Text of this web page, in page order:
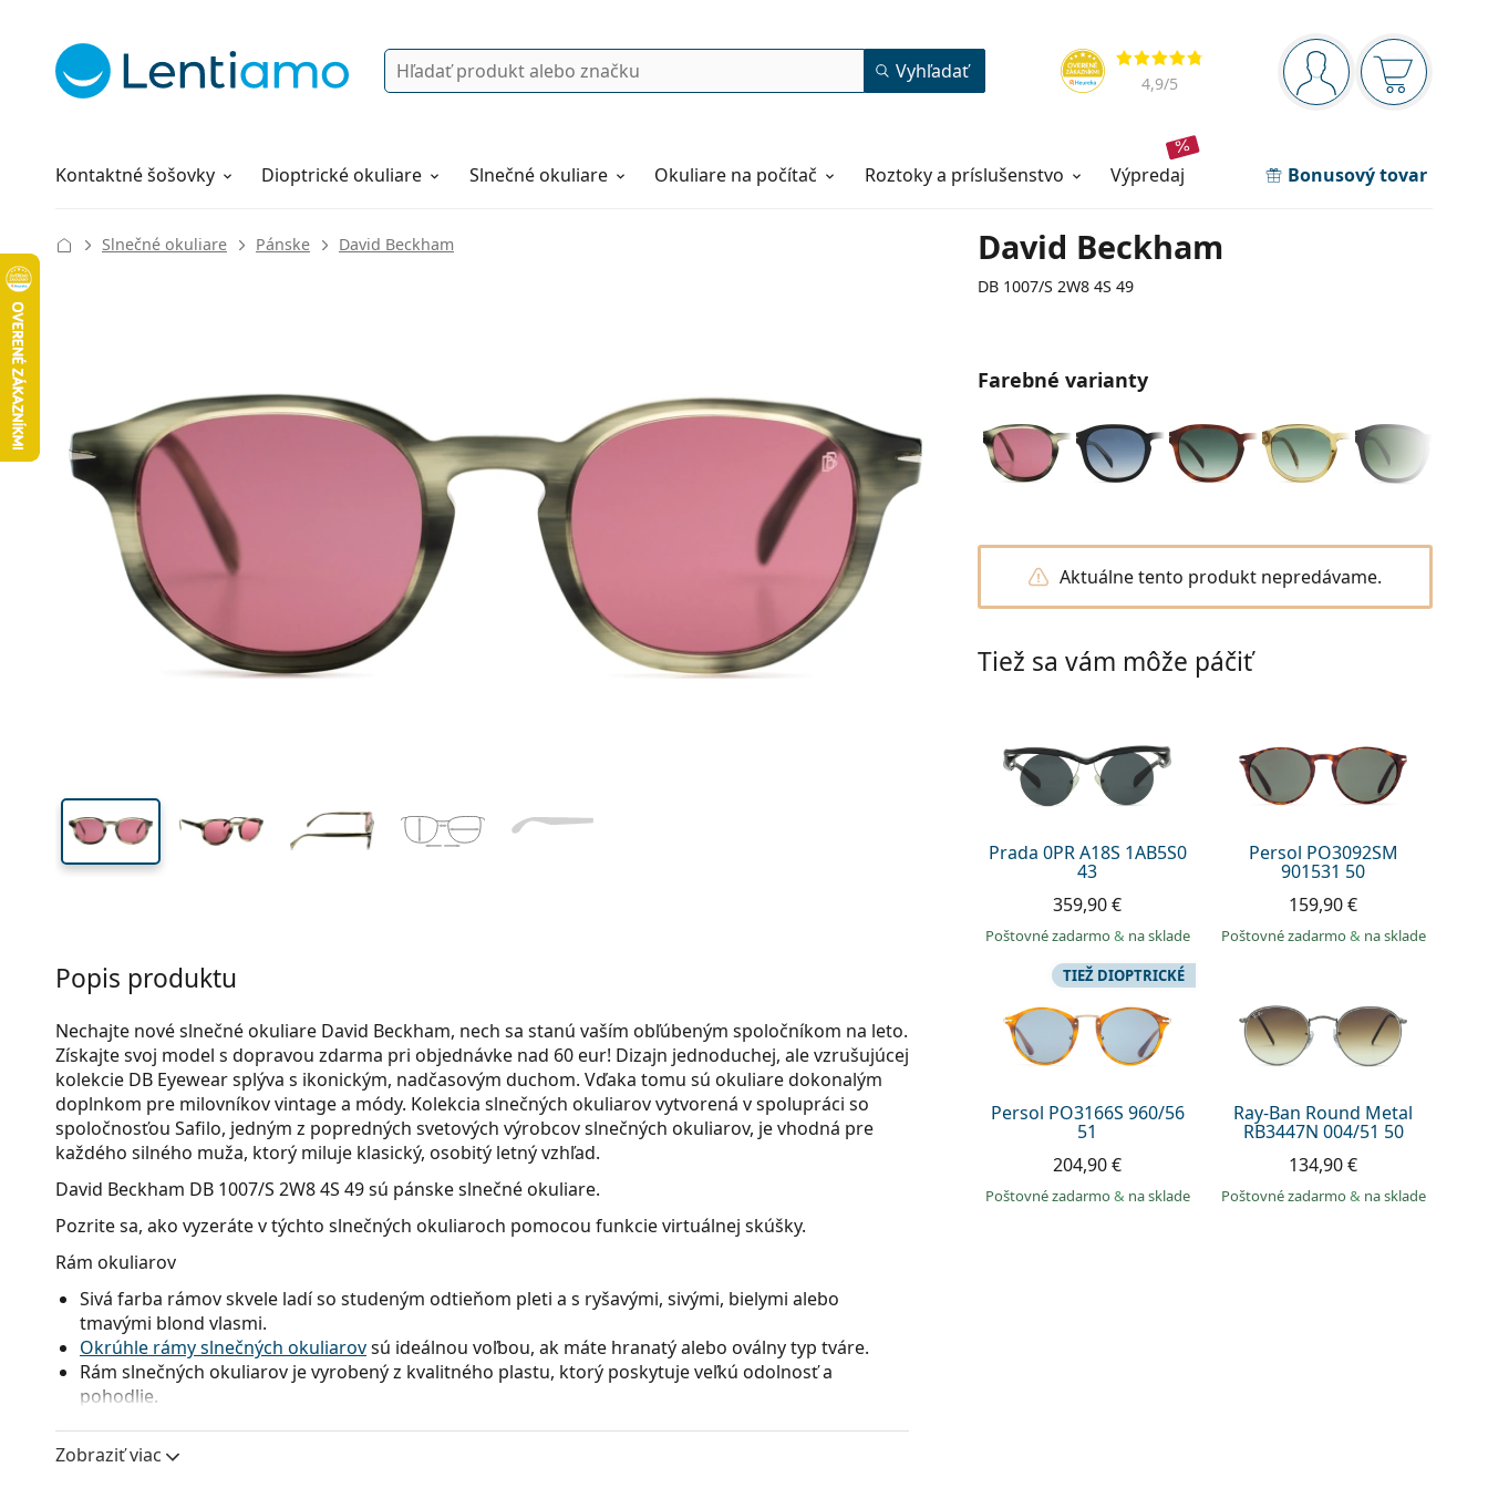
Navigačný panel
ste prihláseníNákupný
Hodnotenia
4,9/5
Vyhľadávanie Vyhľadať
Kontaktné šošovky
Roztoky Dioptrické okuliare Slnečné okuliare Okuliare na počítač Roztoky a príslušenstvo výpredaj Bonusový tovar
Všetko o nákupe
David Beckham
DB 1007/S 2W8 4S 49
Slnečné okuliare Pánske David Beckham
40 mm
Výška očnice
49 mm
Šírka očnice
24
Šírka
mostíka
Farebné varianty
Aktuálne tento produkt nepredávame.
Tiež sa vám môže páčiť
Prada 0PR A18S 1AB5S0
43
359,90 €
Poštovné zadarmo& na sklade
Persol PO3092SM
901531 50
159,90 €
Poštovné zadarmo& na sklade
Persol PO3166S 960/56
51
TIEŽ DIOPTRICKÉ
204,90 €
Poštovné zadarmo& na sklade
Ray-Ban Round Metal
RB3447N 004/51 50
134,90 €
Poštovné zadarmo& na sklade
Popis produktu
Nechajte nové slnečné okuliare David Beckham, nech sa stanú vaším obľúbeným spoločníkom na leto.
Získajte svoj model s dopravou zdarma pri objednávke nad 60 eur! Dizajn jednoduchej, ale vzrušujúcej
kolekcie DB Eyewear splýva s ikonickým, nadčasovým duchom. Vďaka tomu sú okuliare dokonalým
doplnkom pre milovníkov vintage a módy. Kolekcia slnečných okuliarov vytvorená v spolupráci so
spoločnosťou Safilo, jedným z popredných svetových výrobcov slnečných okuliarov, je vhodná pre
každého silného muža, ktorý miluje klasický, osobitý letný vzhľad.
David Beckham DB 1007/S 2W8 4S 49sú pánske slnečné okuliare.
Pozrite sa, ako vyzeráte v týchto slnečných okuliaroch pomocou funkcie virtuálnej skúšky.
Rám okuliarov
Sivá farba rámov skvele ladí so studeným odtieňom pleti a s ryšavými, sivými, bielymi alebo
tmavými blond vlasmi.
Okrúhle rámy slnečných okuliarovsú ideálnou voľbou, ak máte hranatý alebo oválny typ tváre.
Rám slnečných okuliarov je vyrobený z kvalitného plastu, ktorý poskytuje veľkú odolnosť a
pohodlie.
Okuliarové šošovky
Červené sklá okuliarov blokujú modré svetlo, ktoré je obvzlášť v zime veľmi intenzívne. Zvyšujú
Zobraziť viac